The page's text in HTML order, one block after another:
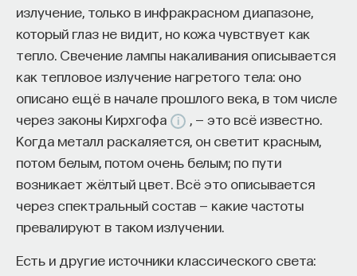
излучение, только в инфракрасном диапазоне,
который глаз не видит, но кожа чувствует как
тепло. Свечение лампы накаливания описывается
как тепловое излучение нагретого тела: оно
описано ещё в начале прошлого века, в том числе
через законы Кирхгофа
, — это всё известно.
Когда металл раскаляется, он светит красным,
потом белым, потом очень белым; по пути
возникает жёлтый цвет. Всё это описывается
через спектральный состав — какие частоты
превалируют в таком излучении.
Есть и другие источники классического света: